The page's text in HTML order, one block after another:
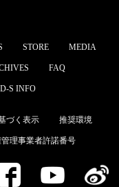
STORE MEDIA
FAQ
S INFO
づく表示 推奨環境
理事業者許諾番号